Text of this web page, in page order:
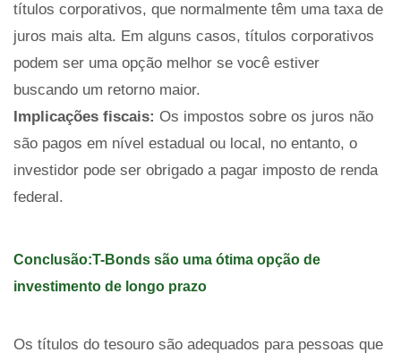
títulos corporativos, que normalmente têm uma taxa de
juros mais alta. Em alguns casos, títulos corporativos
podem ser uma opção melhor se você estiver
buscando um retorno maior.
Implicações fiscais: Os impostos sobre os juros não
são pagos em nível estadual ou local, no entanto, o
investidor pode ser obrigado a pagar imposto de renda
federal.
Conclusão:T-Bonds são uma ótima opção de
investimento de longo prazo
Os títulos do tesouro são adequados para pessoas que